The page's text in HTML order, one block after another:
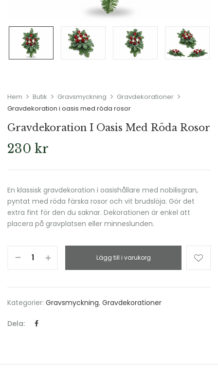
Hem Butik Gravsmyckning
Gravdekorationer
Gravdekoration i oasis med röda rosor
Gravdekoration I Oasis Med Röda Rosor
230 kr
En klassisk gravdekoration i oasishållare med nobilisgran,
pyntat med röda färska rosor och vit brudslöja. Gör det
extra fint för den du saknar. Dekorationen är enkel att
placera på gravplatsen eller minneslunden.
Lägg till i varukorg
Kategorier: Gravsmyckning, Gravdekorationer
Dela: